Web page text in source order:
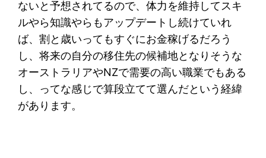
ないと予想されてるので、体力を維持してスキ
ルやら知識やらもアップデートし続けていれ
ば、割と歳いってもすぐにお金稼げるだろう
し、将来の自分の移住先の候補地となりそうな
オーストラリアやNZで需要の高い職業でもある
し、ってな感じで算段立てて選んだという経緯
があります。